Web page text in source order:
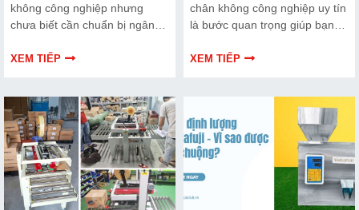
không công nghiệp nhưng
chưa biết cần chuẩn bị ngân
ngay bài viết này để có câu trả
XEM TIẾP
chân không công nghiệp uy tín
là bước quan trọng giúp bạn
phí về lâu dài. Bài viết dưới
đóng gói hút chân không công
nghiệp đánh để bạn tham
khảo. Xem ngay nhé!
XEM TIẾP